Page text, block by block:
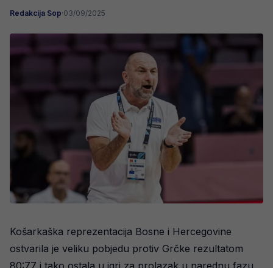
Redakcija Sop·03/09/2025
Košarkaška reprezentacija Bosne i Hercegovine
ostvarila je veliku pobjedu protiv Grčke rezultatom
80:77 i tako ostala u igri za prolazak u narednu fazu